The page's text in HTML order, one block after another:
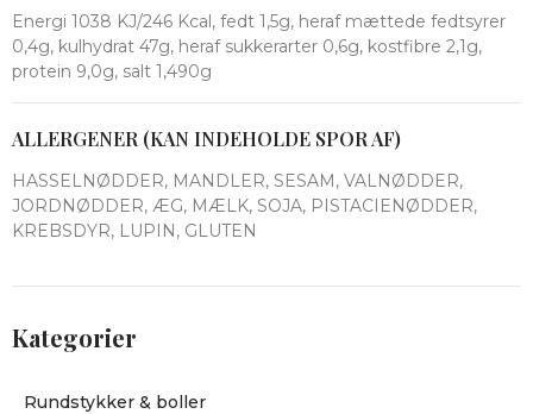
Energi 1038 KJ/246 Kcal, fedt 1,5g, heraf mættede fedtsyrer
0,4g, kulhydrat 47g, heraf sukkerarter 0,6g, kostfibre 2,1g,
protein 9,0g, salt 1,490g
ALLERGENER (KAN INDEHOLDE SPOR AF)
HASSELNØDDER, MANDLER, SESAM, VALNØDDER,
JORDNØDDER, ÆG, MÆLK, SOJA, PISTACIENØDDER,
KREBSDYR, LUPIN, GLUTEN
Kategorier
Rundstykker & boller